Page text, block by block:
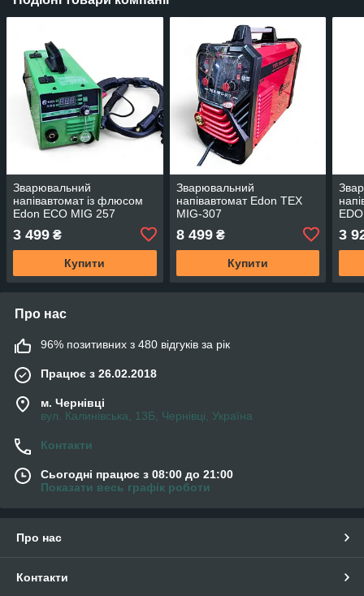
Зварювальний
напівавтомат із флюсом
Edon ECO MIG 257
3 499 ₴
Купити
Зварювальний
напівавтомат Edon TEX
MIG-307
8 499₴
Купити
3
Про нас
96% позитивних з 480 відгуків за рік
Працює з 26.02.2018
м. Чернівці
вул. Калинівська, 13Б, Чернівці, Україна
Контакти
Сьогодні працює з 08:00 до 21:00
Показати весь графік роботи
Про нас
Контакти